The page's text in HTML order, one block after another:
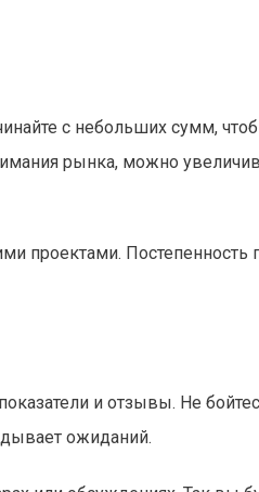
с небольших сумм,
рынка, можно
проектами.
и отзывы. Не
ожиданий.